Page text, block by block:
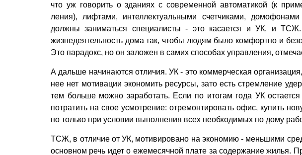
что уж говорить о зданиях с современной автоматикой (к
ления), лифтами, интеллектуальными счетчиками,
должны заниматься специалисты - это касается и УК, и
жизнедеятельность дома так, чтобы людям было комфортно и
Это парадокс, но он заложен в самих способах управления,
А дальше начинаются отличия. УК - это коммерческая
нее нет мотивации экономить ресурсы, зато есть стремление
тем больше можно заработать. Если по итогам года УК
потратить на свое усмотрение: отремонтировать офис, купить
но только при условии выполнения всех необходимых по дому
ТСЖ, в отличие от УК, мотивировано на экономию - меньшими
основном речь идет о ежемесячной плате за содержание жилья.